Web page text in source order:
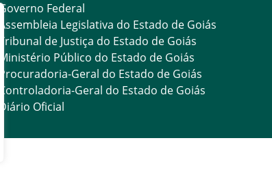
Governo Federal
Assembleia Legislativa do Estado de Goiás
Tribunal de Justiça do Estado de Goiás
Ministério Público do Estado de Goiás
Procuradoria-Geral do Estado de Goiás
Controladoria-Geral do Estado de Goiás
Diário Oficial